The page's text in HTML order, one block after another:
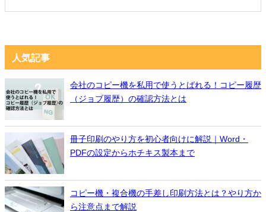
人気記事
会社のコピー機を私用で使うとばれる！コピー履歴
（ジョブ履歴）の確認方法とは
冊子印刷のやり方を初心者向けに解説｜Word・
PDFの設定からホチキス製本まで
コピー機・複合機の手差し印刷方法とは？やり方か
ら注意点まで解説